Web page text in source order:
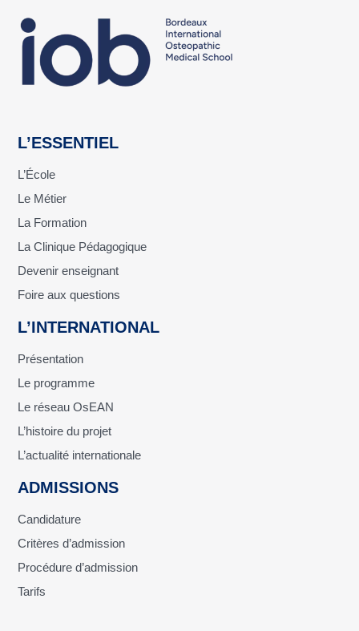
L’ESSENTIEL
L’École
Le Métier
La Formation
La Clinique Pédagogique
Devenir enseignant
Foire aux questions
L’INTERNATIONAL
Présentation
Le programme
Le réseau OsEAN
L’histoire du projet
L’actualité internationale
ADMISSIONS
Candidature
Critères d’admission
Procédure d’admission
Tarifs